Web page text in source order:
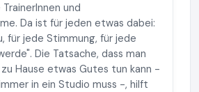
und
Da ist für jeden etwas dabei:
für jede Stimmung, für jede
Die Tatsache, dass man
Hause etwas Gutes tun kann -
in ein Studio muss -, hilft